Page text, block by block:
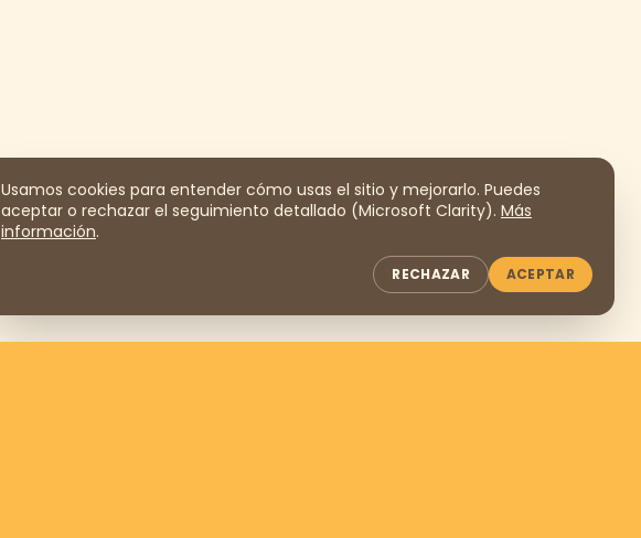
Usamos cookies para entender cómo usas el sitio y mejorarlo. Puedes
aceptar o rechazar el seguimiento detallado (Microsoft Clarity). Más
información.
RECHAZAR ACEPTAR